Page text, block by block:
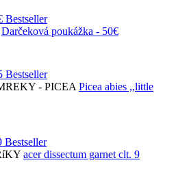
Bestseller
Darčeková poukážka - 50€
Bestseller
- PICEA Picea abies ,,little
Bestseller
acer dissectum garnet clt. 9